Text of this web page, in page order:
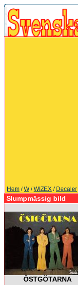
Hem /W/WIZEX / Decaler
Slumpmässig bild
ÖSTGÖTARNA